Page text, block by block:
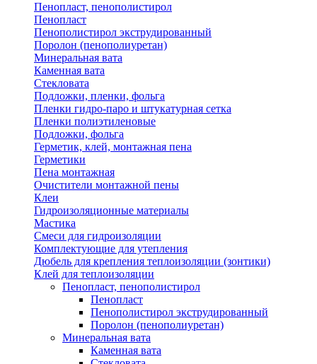
Пенопласт, пенополистирол
Пенопласт
Пенополистирол экструдированный
Поролон (пенополиуретан)
Минеральная вата
Каменная вата
Стекловата
Подложки, пленки, фольга
Пленки гидро-паро и штукатурная сетка
Пленки полиэтиленовые
Подложки, фольга
Герметик, клей, монтажная пена
Герметики
Пена монтажная
Очистители монтажной пены
Клеи
Гидроизоляционные материалы
Мастика
Смеси для гидроизоляции
Комплектующие для утепления
Дюбель для крепления теплоизоляции (зонтики)
Клей для теплоизоляции
Пенопласт, пенополистирол
Пенопласт
Пенополистирол экструдированный
Поролон (пенополиуретан)
Минеральная вата
Каменная вата